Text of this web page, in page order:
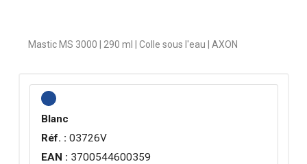
Mastic MS 3000 | 290 ml | Colle sous l'eau | AXON
Blanc
Réf. : 03726V
EAN : 3700544600359